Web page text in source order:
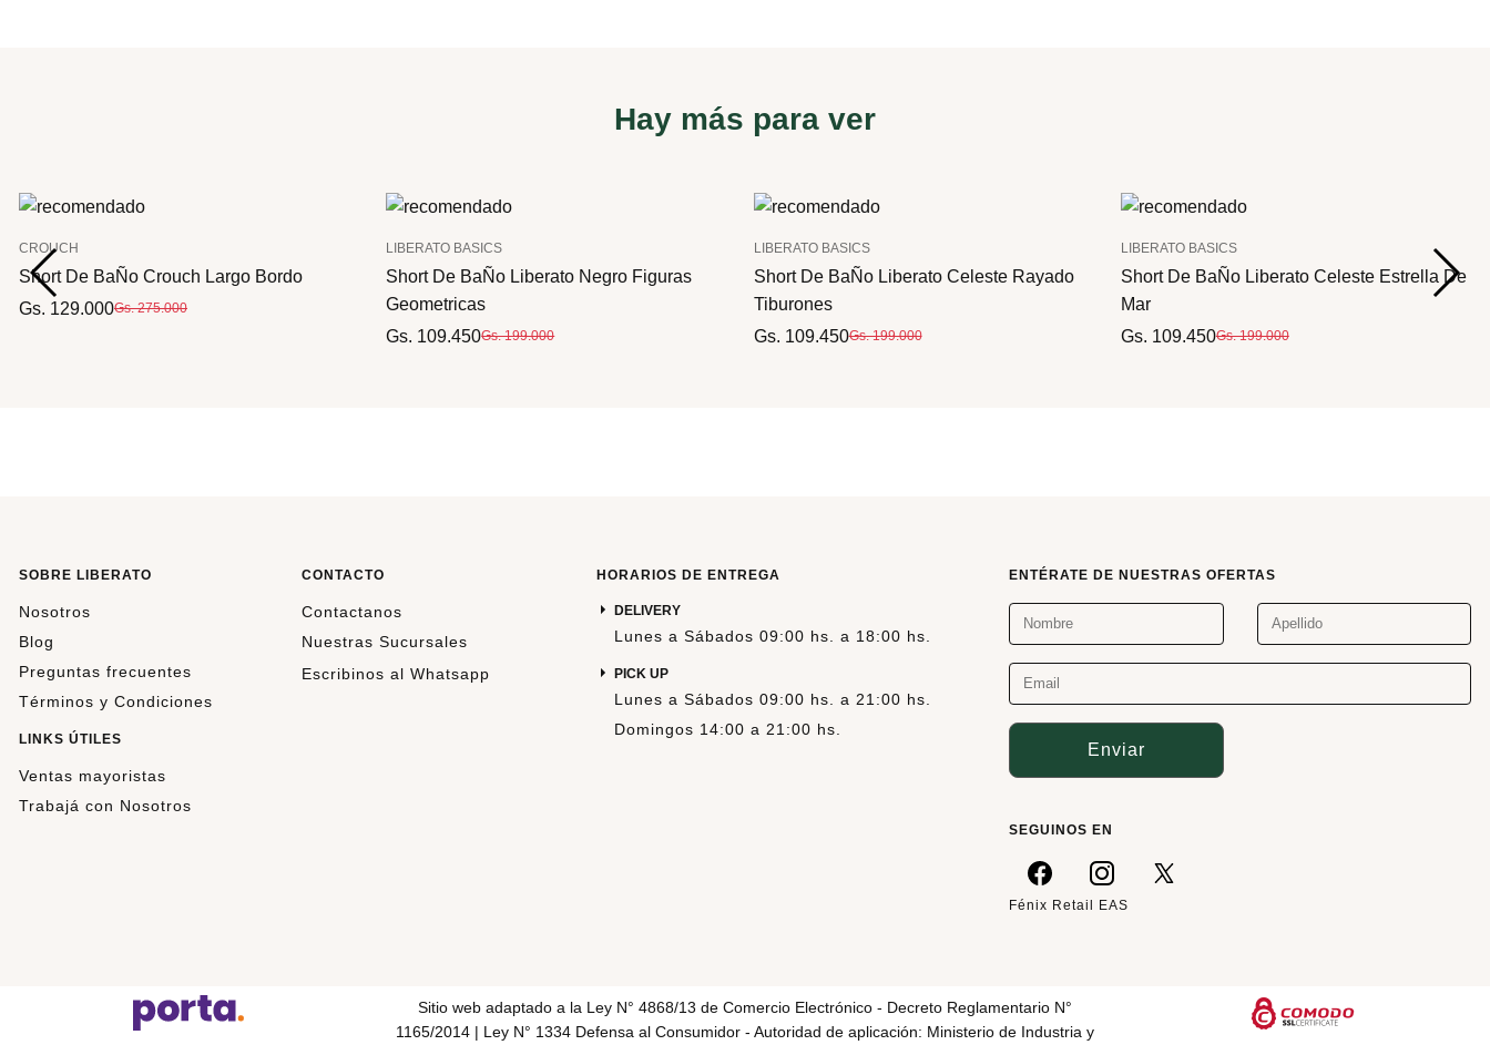
Hay más para ver
CROUCH
Short De BaÑo Crouch Largo Bordo
Gs. 129.000Gs. 275.000
LIBERATO BASICS
Short De BaÑo Liberato Negro Figuras
Geometricas
Gs. 109.450Gs. 199.000
LIBERATO BASICS
Short De BaÑo Liberato Celeste Rayado
Tiburones
Gs. 109.450Gs. 199.000
LIBERATO BASICS
Short De BaÑo Liberato Celeste Estrella De
Mar
Gs. 109.450Gs. 199.000
SOBRE LIBERATO
Nosotros
Blog
Preguntas frecuentes
Términos y Condiciones
LINKS ÚTILES
Ventas mayoristas
Trabajá con Nosotros
CONTACTO
Contactanos
Nuestras Sucursales
Escribinos al Whatsapp
HORARIOS DE ENTREGA
DELIVERY
Lunes a Sábados 09:00 hs. a 18:00 hs.
PICK UP
Lunes a Sábados 09:00 hs. a 21:00 hs.
Domingos 14:00 a 21:00 hs.
ENTÉRATE DE NUESTRAS OFERTAS
Enviar
SEGUINOS EN
Fénix Retail EAS
Sitio web adaptado a la Ley N° 4868/13 de Comercio Electrónico - Decreto Reglamentario N°
1165/2014 | Ley N° 1334 Defensa al Consumidor - Autoridad de aplicación: Ministerio de Industria y